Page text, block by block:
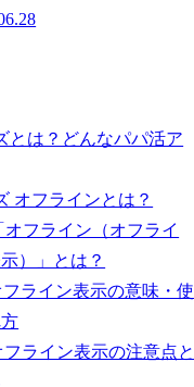
とは？どんなパパ活ア
オフラインとは？
オフライン（オフライ
）」とは？
フライン表示の意味・使
ライン表示の注意点と